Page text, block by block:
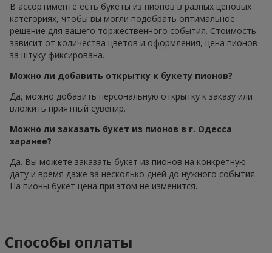
В ассортименте есть букеты из пионов в разных ценовых
категориях, чтобы вы могли подобрать оптимальное
решение для вашего торжественного события. Стоимость
зависит от количества цветов и оформления, цена пионов
за штуку фиксирована.
Можно ли добавить открытку к букету пионов?
Да, можно добавить персональную открытку к заказу или
вложить приятный сувенир.
Можно ли заказать букет из пионов в г. Одесса
заранее?
Да. Вы можете заказать букет из пионов на конкретную
дату и время даже за несколько дней до нужного события.
На пионы букет цена при этом не изменится.
Способы оплаты